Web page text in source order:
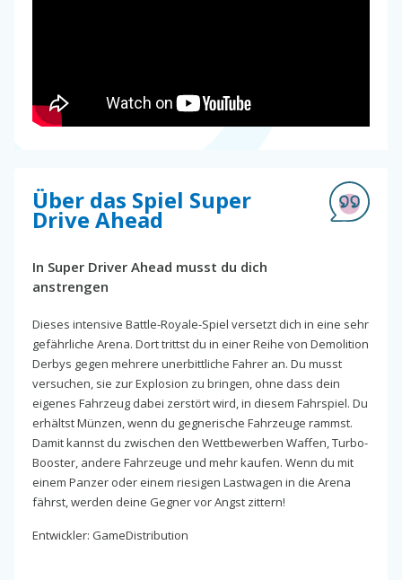
Über das Spiel Super
Drive Ahead
In Super Driver Ahead musst du dich
anstrengen
Dieses intensive Battle-Royale-Spiel versetzt dich in eine sehr
gefährliche Arena. Dort trittst du in einer Reihe von Demolition
Derbys gegen mehrere unerbittliche Fahrer an. Du musst
versuchen, sie zur Explosion zu bringen, ohne dass dein
eigenes Fahrzeug dabei zerstört wird, in diesem Fahrspiel. Du
erhältst Münzen, wenn du gegnerische Fahrzeuge rammst.
Damit kannst du zwischen den Wettbewerben Waffen, Turbo-
Booster, andere Fahrzeuge und mehr kaufen. Wenn du mit
einem Panzer oder einem riesigen Lastwagen in die Arena
fährst, werden deine Gegner vor Angst zittern!
Entwickler: GameDistribution